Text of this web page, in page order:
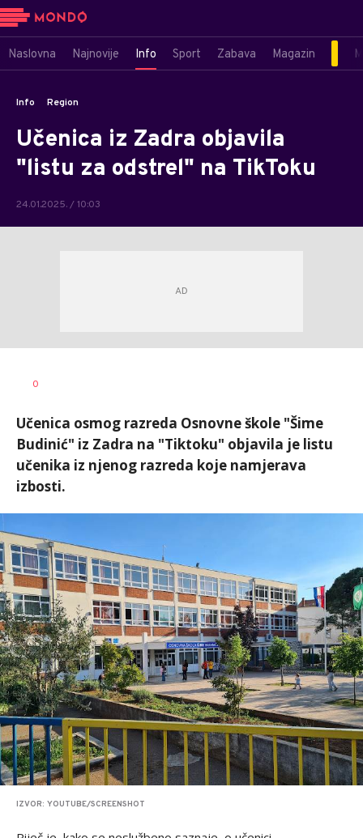
Naslovna Najnovije Info Sport Zabava Magazin
Info Region
Učenica iz Zadra objavila
"listu za odstrel" na TikToku
24.01.2025. / 10:03
AUTOR
0
Učenica osmog razreda Osnovne škole "Šime
Budinić" iz Zadra na "Tiktoku" objavila je listu
učenika iz njenog razreda koje namjerava
izbosti.
IZVOR: YOUTUBE/SCREENSHOT